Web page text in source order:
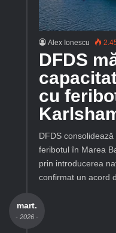
Alex Ionescu
DFDS
cu
DFDS
feribotul în Marea
prin introducerea
confirmat un acord
mart.
- 2026 -